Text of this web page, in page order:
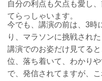
自分の利点も欠点も愛し
てらっしゃいます。
今でも、講演の前は、3時
り、マラソンに挑戦された
講演でのお姿だけ見てる
位、落ち着いて、わかり
で、発信されてますが、こ